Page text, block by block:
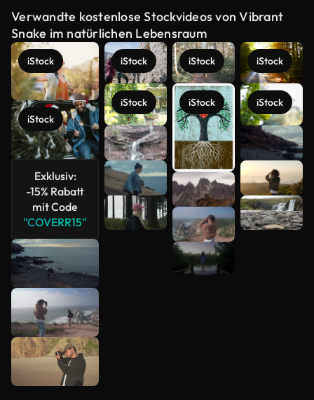
Verwandte kostenlose Stockvideos von Vibrant
Snake im natürlichen Lebensraum
iStock
iStock
Exklusiv:
-15% Rabatt
mit Code
"COVERR15"
iStock
iStock
iStock
iStock
iStock
iStock
Mehr
anzeigen